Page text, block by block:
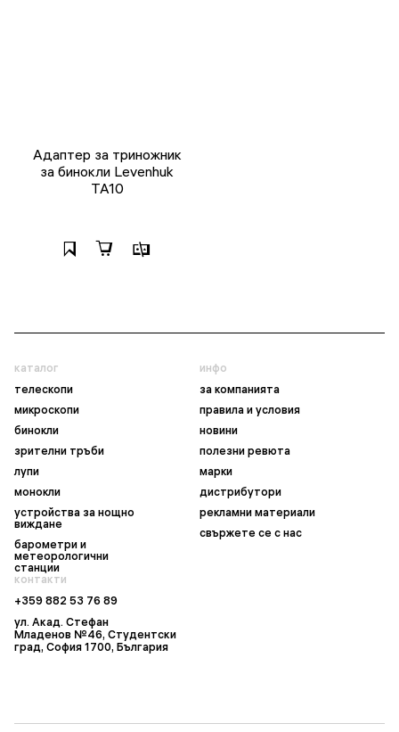
Адаптер за триножник
за бинокли Levenhuk
TA10
каталог
телескопи
микроскопи
бинокли
зрителни тръби
лупи
монокли
устройства за нощно
виждане
барометри и
метеорологични
станции
инфо
за компанията
правила и условия
новини
полезни ревюта
марки
дистрибутори
рекламни материали
свържете се с нас
контакти
+359 882 53 76 89
ул. Акад. Стефан
Младенов №46, Студентски
град, София 1700, България